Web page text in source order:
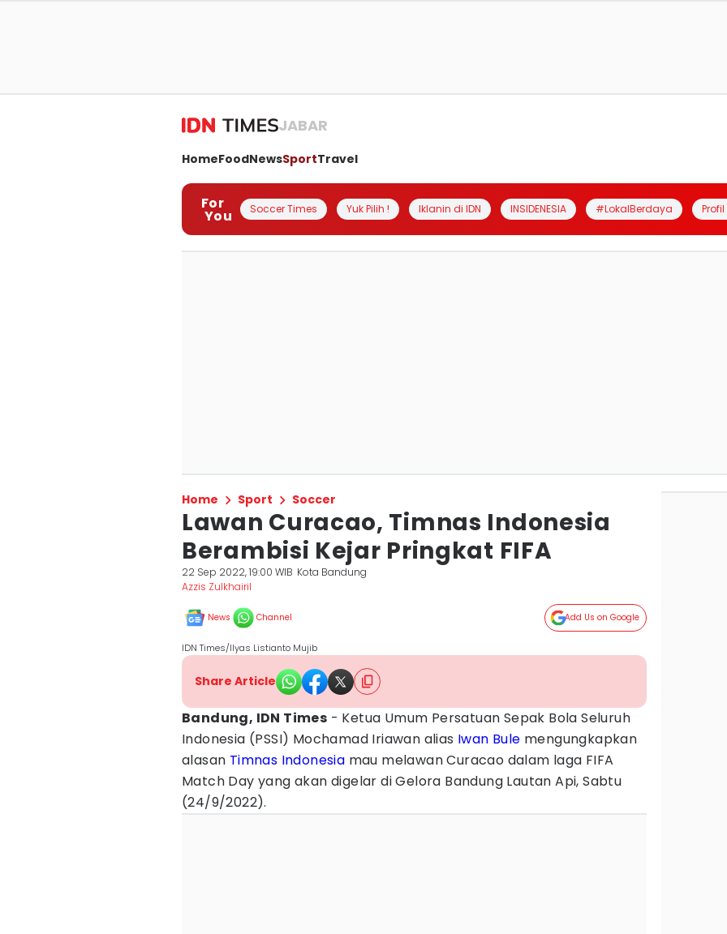
JABAR
HomeFoodNewsSportTravel
For
You Soccer Times Yuk Pilih ! Iklanin di IDN INSIDENESIA #LokalBerdaya
Home Sport Soccer
Lawan Curacao, Timnas Indonesia
Berambisi Kejar Pringkat FIFA
22 Sep 2022, 19:00 WIB Kota Bandung
Azzis Zulkhairil
News Channel Add Us on Google
IDN Times/Ilyas Listianto Mujib
Share Article
Bandung, IDN Times - Ketua Umum Persatuan Sepak Bola Seluruh
Indonesia (PSSI) Mochamad Iriawan alias Iwan Bule mengungkapkan
alasan Timnas Indonesia mau melawan Curacao dalam laga FIFA
Match Day yang akan digelar di Gelora Bandung Lautan Api, Sabtu
(24/9/2022).